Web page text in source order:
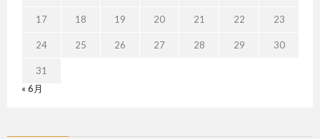
17 18 19 20 21 22 23
24 25 26 27 28 29 30
31
« 6月